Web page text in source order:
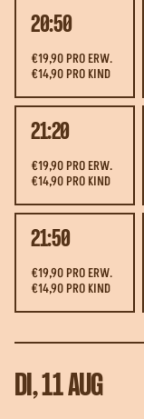
20:50
€19,90 PRO ERW.
€14,90 PRO KIND
21:20
€19,90 PRO ERW.
€14,90 PRO KIND
21:50
€19,90 PRO ERW.
€14,90 PRO KIND
DI, 11 AUG